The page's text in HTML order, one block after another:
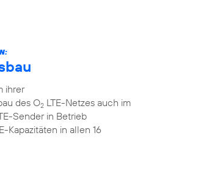
ihrer
des O2 LTE-Netzes auch im
Sender in Betrieb
Kapazitäten in allen 16